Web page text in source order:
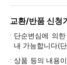
교환/반품 신청
단순변심에 의
내 가능합니다(
상품 등의 내용